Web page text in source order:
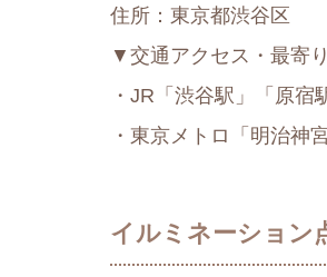
住所：東京都渋谷区
▼交通アクセス・最寄
・JR「渋谷駅」「原宿
・東京メトロ「明治神
イルミネーション